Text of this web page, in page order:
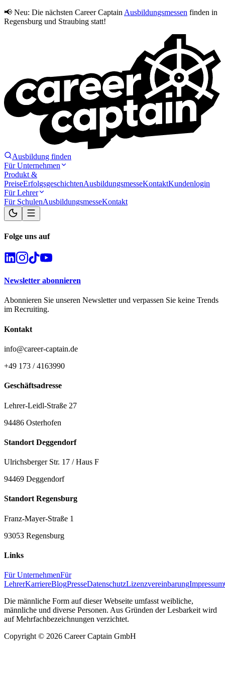
📢 Neu: Die nächsten Career Captain Ausbildungsmessen finden in
Regensburg und Straubing statt!
Ausbildung finden
Für Unternehmen
Produkt &
PreiseErfolgsgeschichtenAusbildungsmesseKontaktKundenlogin
Für Lehrer
Für SchulenAusbildungsmesseKontakt
Folge uns auf
Newsletter abonnieren
Abonnieren Sie unseren Newsletter und verpassen Sie keine Trends
im Recruiting.
Kontakt
info@career-captain.de
+49 173 / 4163990
Geschäftsadresse
Lehrer-Leidl-Straße 27
94486 Osterhofen
Standort Deggendorf
Ulrichsberger Str. 17 / Haus F
94469 Deggendorf
Standort Regensburg
Franz-Mayer-Straße 1
93053 Regensburg
Links
Für UnternehmenFür
LehrerKarriereBlogPresseDatenschutzLizenzvereinbarungImpressum
Die männliche Form auf dieser Webseite umfasst weibliche,
männliche und diverse Personen. Aus Gründen der Lesbarkeit wird
auf Mehrfachbezeichnungen verzichtet.
Copyright © 2026 Career Captain GmbH